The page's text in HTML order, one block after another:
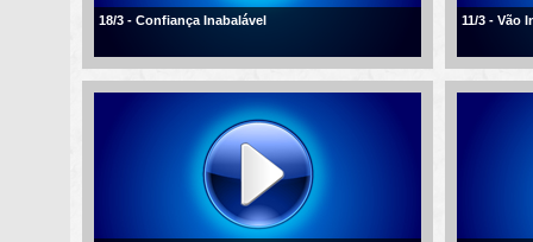
18/3 - Confiança Inabalável 11/3 - Vão